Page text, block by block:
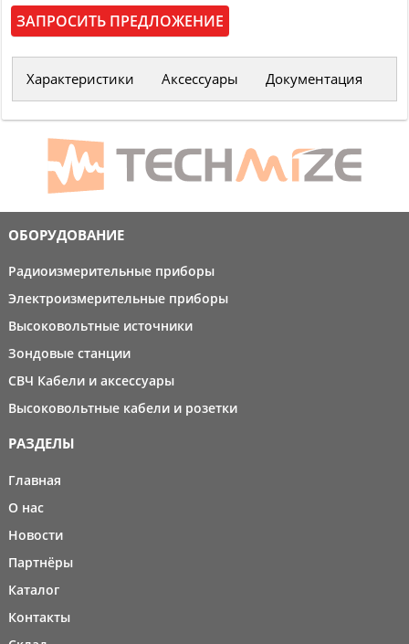
ЗАПРОСИТЬ ПРЕДЛОЖЕНИЕ
Характеристики Аксессуары Документация
ОБОРУДОВАНИЕ
Радиоизмерительные приборы
Электроизмерительные приборы
Высоковольтные источники
Зондовые станции
СВЧ Кабели и аксессуары
Высоковольтные кабели и розетки
РАЗДЕЛЫ
Главная
О нас
Новости
Партнёры
Каталог
Контакты